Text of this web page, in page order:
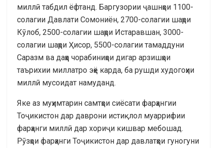
миллӣ табдил ёфтанд. Баргузории ҷашнҳои 1100-
солагии Давлати Сомониён, 2700-солагии шаҳри
Кӯлоб, 2500-солагии шаҳри Истаравшан, 3000-
солагии шаҳри Ҳисор, 5500-солагии тамаддуни
Саразм ва даҳҳо чорабиниҳои дигар арзишҳои
таърихии миллатро эҳё карда, ба рушди худогоҳии
миллӣ мусоидат намуданд.
Яке аз муҳимтарин самтҳои сиёсати фарҳангии
Тоҷикистон дар даврони истиқлол муаррифии
фарҳанги миллӣ дар хориҷи кишвар мебошад.
Рӯзҳои фарҳанги Тоҷикистон дар давлатҳои гуногуни